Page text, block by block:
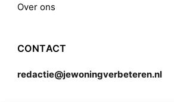
Over ons
CONTACT
redactie@jewoningverbeteren.nl